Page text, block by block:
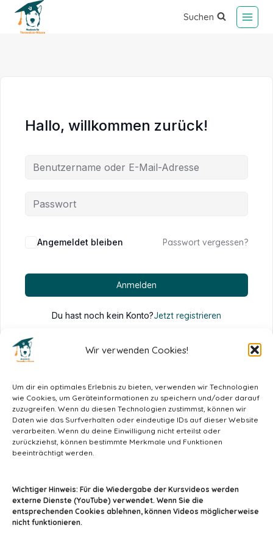
Wir verwenden Cookies!
Um dir ein optimales Erlebnis zu bieten, verwenden wir Technologien
wie Cookies, um Geräteinformationen zu speichern und/oder darauf
zuzugreifen. Wenn du diesen Technologien zustimmst, können wir
Daten wie das Surfverhalten oder eindeutige IDs auf dieser Website
verarbeiten. Wenn du deine Einwilligung nicht erteilst oder
zurückziehst, können bestimmte Merkmale und Funktionen
beeinträchtigt werden.
Wichtiger Hinweis: Für die Wiedergabe der Kursvideos werden
externe Dienste (YouTube) verwendet. Wenn Sie die
entsprechenden Cookies ablehnen, können Videos möglicherweise
nicht funktionieren.
Suchen
Hallo, willkommen zurück!
Alternative:
Angemeldet bleiben Passwort vergessen?
Anmelden
Du hast noch kein Konto?Jetzt registrieren
info@tiermedizin-wissen.de